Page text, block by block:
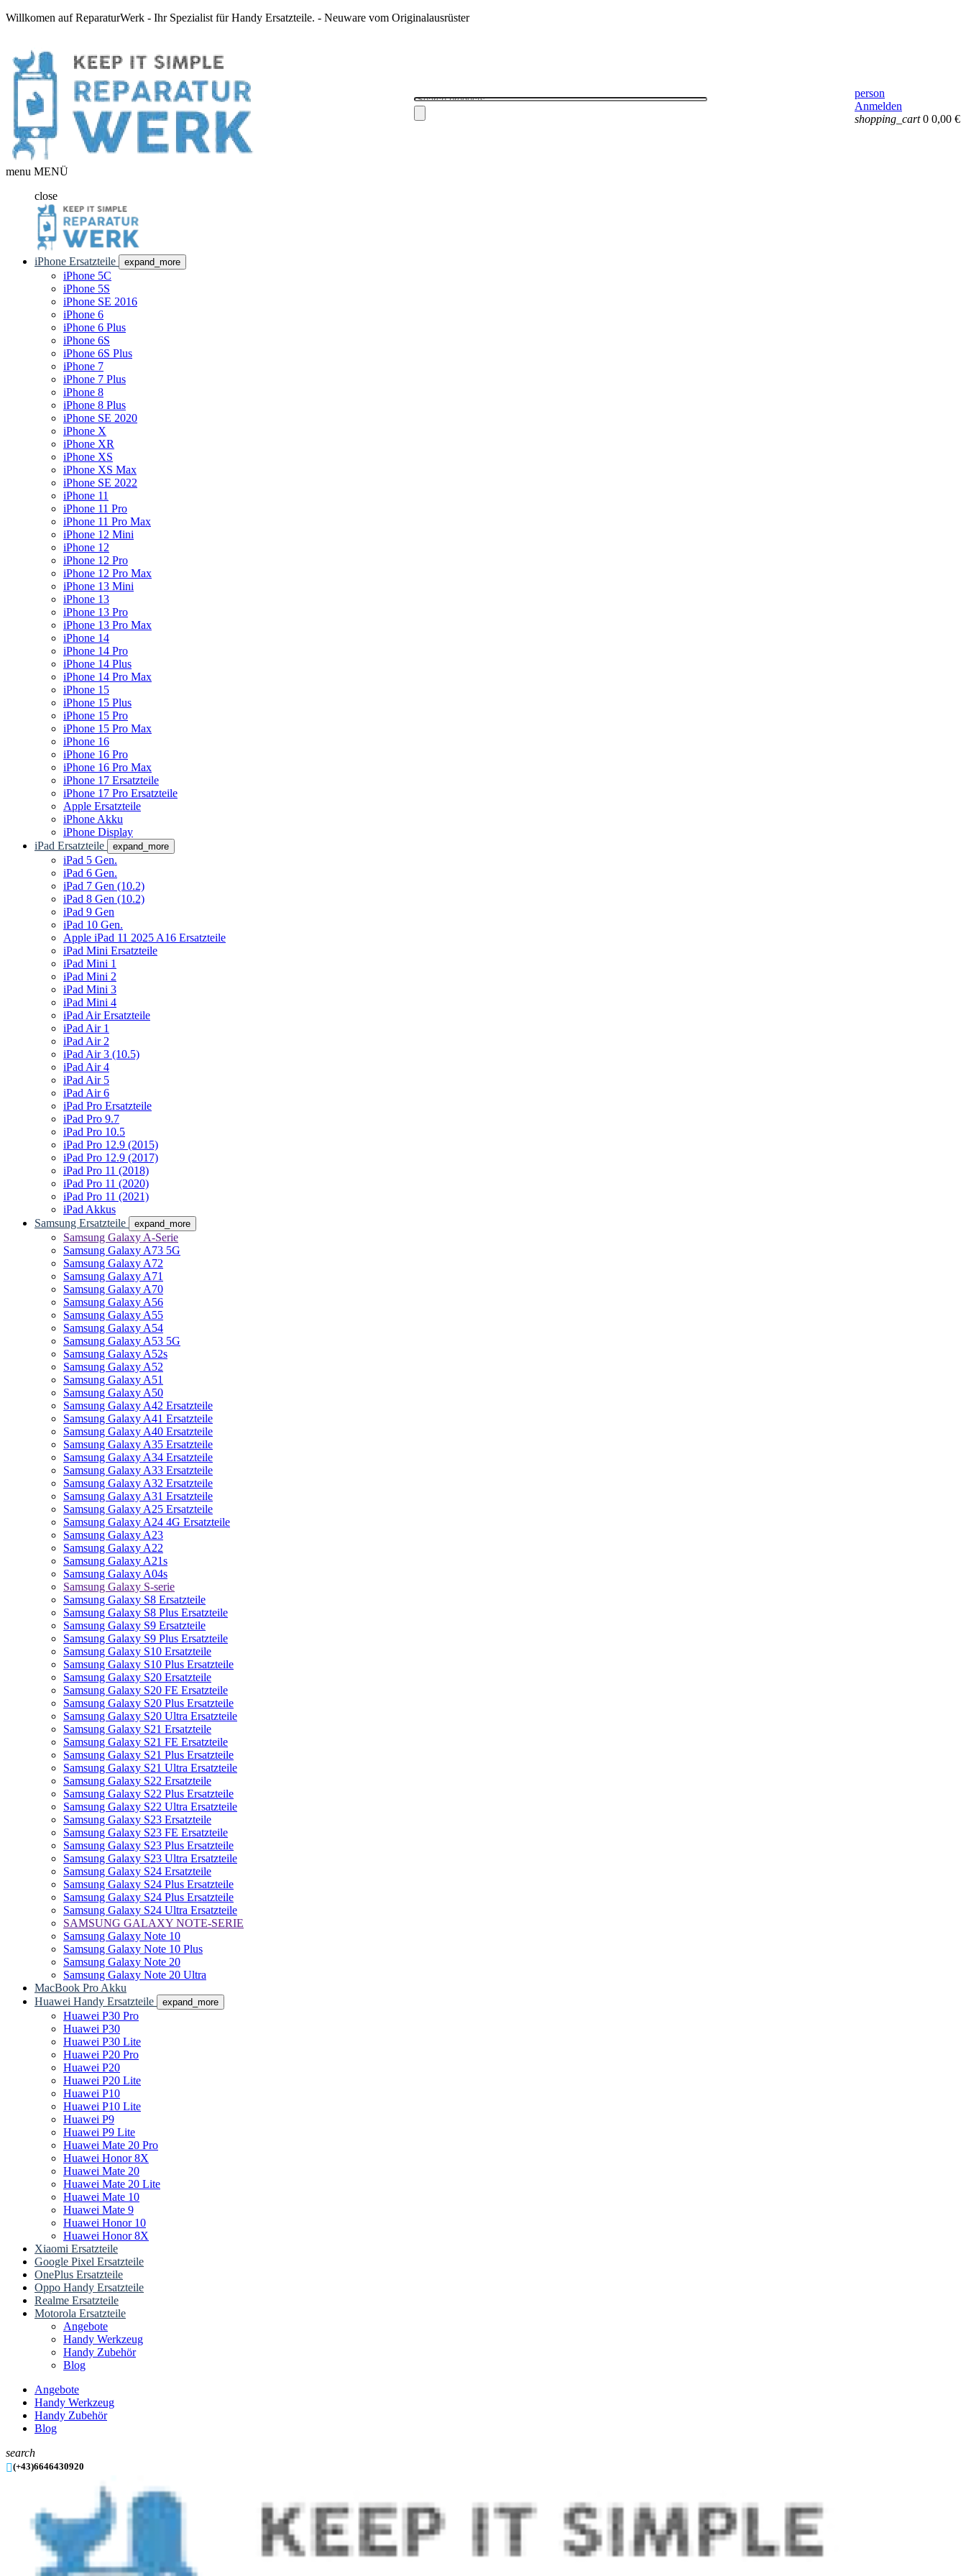
Willkomen auf ReparaturWerk - Ihr Spezialist für Handy Ersatzteile. - Neuware vom Originalausrüster
person
Anmelden
shopping_cart 0 0,00 €
menu MENÜ
close
iPhone Ersatzteile expand_more
iPhone 5C
iPhone 5S
iPhone SE 2016
iPhone 6
iPhone 6 Plus
iPhone 6S
iPhone 6S Plus
iPhone 7
iPhone 7 Plus
iPhone 8
iPhone 8 Plus
iPhone SE 2020
iPhone X
iPhone XR
iPhone XS
iPhone XS Max
iPhone SE 2022
iPhone 11
iPhone 11 Pro
iPhone 11 Pro Max
iPhone 12 Mini
iPhone 12
iPhone 12 Pro
iPhone 12 Pro Max
iPhone 13 Mini
iPhone 13
iPhone 13 Pro
iPhone 13 Pro Max
iPhone 14
iPhone 14 Pro
iPhone 14 Plus
iPhone 14 Pro Max
iPhone 15
iPhone 15 Plus
iPhone 15 Pro
iPhone 15 Pro Max
iPhone 16
iPhone 16 Pro
iPhone 16 Pro Max
iPhone 17 Ersatzteile
iPhone 17 Pro Ersatzteile
Apple Ersatzteile
iPhone Akku
iPhone Display
iPad Ersatzteile
expand_more
iPad 5 Gen.
iPad 6 Gen.
iPad 7 Gen (10.2)
iPad 8 Gen (10.2)
iPad 9 Gen
iPad 10 Gen.
Apple iPad 11 2025 A16 Ersatzteile
iPad Mini Ersatzteile
iPad Mini 1
iPad Mini 2
iPad Mini 3
iPad Mini 4
iPad Air Ersatzteile
iPad Air 1
iPad Air 2
iPad Air 3 (10.5)
iPad Air 4
iPad Air 5
iPad Air 6
iPad Pro Ersatzteile
iPad Pro 9.7
iPad Pro 10.5
iPad Pro 12.9 (2015)
iPad Pro 12.9 (2017)
iPad Pro 11 (2018)
iPad Pro 11 (2020)
iPad Pro 11 (2021)
iPad Akkus
Samsung Ersatzteile
expand_more
Samsung Galaxy A-Serie
Samsung Galaxy A73 5G
Samsung Galaxy A72
Samsung Galaxy A71
Samsung Galaxy A70
Samsung Galaxy A56
Samsung Galaxy A55
Samsung Galaxy A54
Samsung Galaxy A53 5G
Samsung Galaxy A52s
Samsung Galaxy A52
Samsung Galaxy A51
Samsung Galaxy A50
Samsung Galaxy A42 Ersatzteile
Samsung Galaxy A41 Ersatzteile
Samsung Galaxy A40 Ersatzteile
Samsung Galaxy A35 Ersatzteile
Samsung Galaxy A34 Ersatzteile
Samsung Galaxy A33 Ersatzteile
Samsung Galaxy A32 Ersatzteile
Samsung Galaxy A31 Ersatzteile
Samsung Galaxy A25 Ersatzteile
Samsung Galaxy A24 4G Ersatzteile
Samsung Galaxy A23
Samsung Galaxy A22
Samsung Galaxy A21s
Samsung Galaxy A04s
Samsung Galaxy S-serie
Samsung Galaxy S8 Ersatzteile
Samsung Galaxy S8 Plus Ersatzteile
Samsung Galaxy S9 Ersatzteile
Samsung Galaxy S9 Plus Ersatzteile
Samsung Galaxy S10 Ersatzteile
Samsung Galaxy S10 Plus Ersatzteile
Samsung Galaxy S20 Ersatzteile
Samsung Galaxy S20 FE Ersatzteile
Samsung Galaxy S20 Plus Ersatzteile
Samsung Galaxy S20 Ultra Ersatzteile
Samsung Galaxy S21 Ersatzteile
Samsung Galaxy S21 FE Ersatzteile
Samsung Galaxy S21 Plus Ersatzteile
Samsung Galaxy S21 Ultra Ersatzteile
Samsung Galaxy S22 Ersatzteile
Samsung Galaxy S22 Plus Ersatzteile
Samsung Galaxy S22 Ultra Ersatzteile
Samsung Galaxy S23 Ersatzteile
Samsung Galaxy S23 FE Ersatzteile
Samsung Galaxy S23 Plus Ersatzteile
Samsung Galaxy S23 Ultra Ersatzteile
Samsung Galaxy S24 Ersatzteile
Samsung Galaxy S24 Plus Ersatzteile
Samsung Galaxy S24 Plus Ersatzteile
Samsung Galaxy S24 Ultra Ersatzteile
SAMSUNG GALAXY NOTE-SERIE
Samsung Galaxy Note 10
Samsung Galaxy Note 10 Plus
Samsung Galaxy Note 20
Samsung Galaxy Note 20 Ultra
MacBook Pro Akku
Huawei Handy Ersatzteile
expand_more
Huawei P30 Pro
Huawei P30
Huawei P30 Lite
Huawei P20 Pro
Huawei P20
Huawei P20 Lite
Huawei P10
Huawei P10 Lite
Huawei P9
Huawei P9 Lite
Huawei Mate 20 Pro
Huawei Honor 8X
Huawei Mate 20
Huawei Mate 20 Lite
Huawei Mate 10
Huawei Mate 9
Huawei Honor 10
Huawei Honor 8X
Xiaomi Ersatzteile
Google Pixel Ersatzteile
OnePlus Ersatzteile
Oppo Handy Ersatzteile
Realme Ersatzteile
Motorola Ersatzteile
Angebote
Handy Werkzeug
Handy Zubehör
Blog
Angebote
Handy Werkzeug
Handy Zubehör
Blog
search
(+43)6646430920